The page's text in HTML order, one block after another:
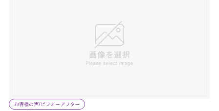
お客様の声/ビフォーアフター